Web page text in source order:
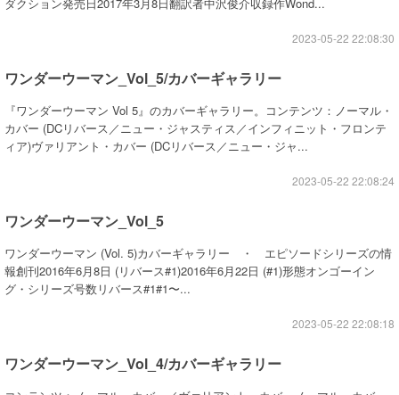
2023-05-22 22:08:30
ワンダーウーマン_Vol_5/カバーギャラリー
『ワンダーウーマン Vol 5』のカバーギャラリー。コンテンツ：ノーマル・
カバー (DCリバース／ニュー・ジャスティス／インフィニット・フロンテ
ィア)ヴァリアント・カバー (DCリバース／ニュー・ジャ...
2023-05-22 22:08:24
ワンダーウーマン_Vol_5
ワンダーウーマン (Vol. 5)カバーギャラリー ・ エピソードシリーズの情
報創刊2016年6月8日 (リバース#1)2016年6月22日 (#1)形態オンゴーイン
グ・シリーズ号数リバース#1#1〜...
2023-05-22 22:08:18
ワンダーウーマン_Vol_4/カバーギャラリー